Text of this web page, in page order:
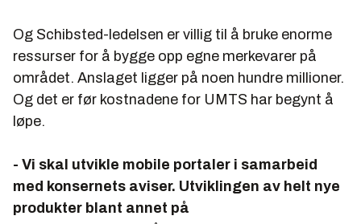
Og Schibsted-ledelsen er villig til å bruke enorme
ressurser for å bygge opp egne merkevarer på
området. Anslaget ligger på noen hundre millioner.
Og det er før kostnadene for UMTS har begynt å
løpe.
- Vi skal utvikle mobile portaler i samarbeid
med konsernets aviser. Utviklingen av helt nye
produkter blant annet på